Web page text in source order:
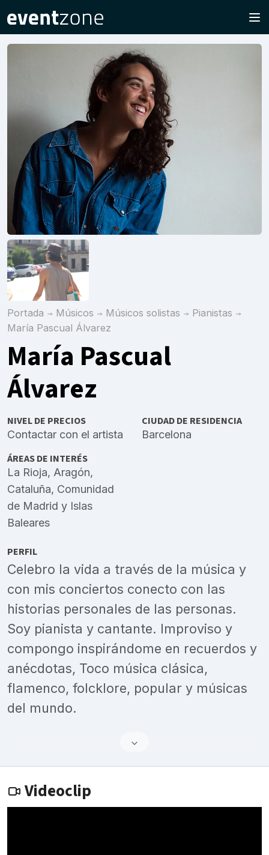
Portada Músicos Músicos solistas
Pianistas
María Pascual Álvarez
María Pascual
Álvarez
NIVEL DE PRECIOS
Contactar con el artista
CIUDAD DE RESIDENCIA
Barcelona
ÁREAS DE INTERÉS
La Rioja, Aragón,
Cataluña, Comunidad
de Madrid y Islas
Baleares
PERFIL
Celebro la vida a través de la música y
con mis conciertos conecto con las
historias personales de las personas.
Soy pianista y cantante. Improviso y
compongo inspirándome en recuerdos y
anécdotas, Toco música clásica,
flamenco, folcklore, popular y músicas
del mundo.
Videoclip